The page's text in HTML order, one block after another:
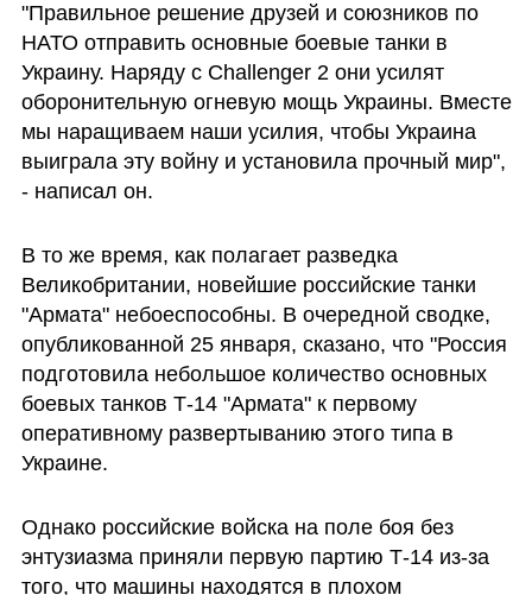
"Правильное решение друзей и союзников по
НАТО отправить основные боевые танки в
Украину. Наряду с Challenger 2 они усилят
оборонительную огневую мощь Украины. Вместе
мы наращиваем наши усилия, чтобы Украина
выиграла эту войну и установила прочный мир",
- написал он.
В то же время, как полагает разведка
Великобритании, новейшие российские танки
"Армата" небоеспособны. В очередной сводке,
опубликованной 25 января, сказано, что "Россия
подготовила небольшое количество основных
боевых танков Т-14 "Армата" к первому
оперативному развертыванию этого типа в
Украине.
Однако российские войска на поле боя без
энтузиазма приняли первую партию Т-14 из-за
того, что машины находятся в плохом